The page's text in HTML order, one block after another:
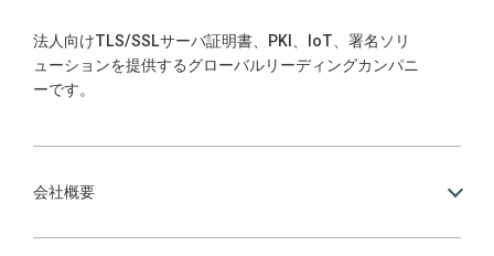
法人向けTLS/SSLサーバ証明書、PKI、IoT、署名ソリ
ューションを提供するグローバルリーディングカンパニ
ーです。
会社概要